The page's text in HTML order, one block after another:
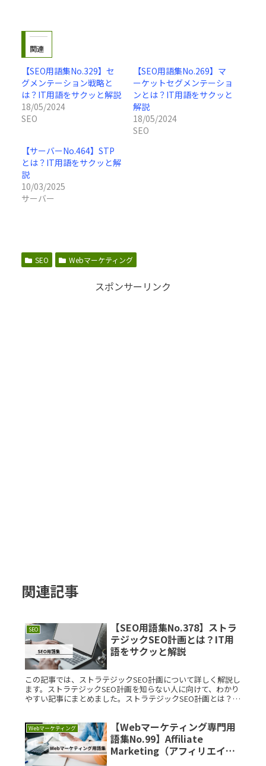
関連
【SEO用語集No.329】セ
グメンテーション戦略と
は？IT用語をサクッと解説
18/05/2024
SEO
【SEO用語集No.269】マ
ーケットセグメンテーショ
ンとは？IT用語をサクッと
解説
18/05/2024
SEO
【サーバーNo.464】STP
とは？IT用語をサクッと解
説
10/03/2025
サーバー
SEO Webマーケティング
スポンサーリンク
関連記事
SEO
【SEO用語集No.378】ストラ
テジックSEO計画とは？IT用
語をサクッと解説
この記事では、ストラテジックSEO計画について詳しく解説し
ます。ストラテジックSEO計画を知らない人に向けて、わかり
やすい記事にまとめました。ストラテジックSEO計画とは？ス
Webマーケティング
【Webマーケティング専門用
語集No.99】Affiliate
Marketing（アフィリエイト